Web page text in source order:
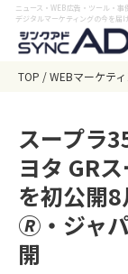
ニュース・WEB広告・ツール・事
デジタルマーケティングの今を届
TOP WEBマーケテ
スープラ
ヨタ GR
を初公開
🄬・ジャ
開